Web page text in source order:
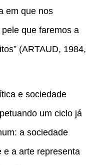
em que nos
que faremos a
(ARTAUD, 1984,
e sociedade
um ciclo já
a sociedade
e a arte representa